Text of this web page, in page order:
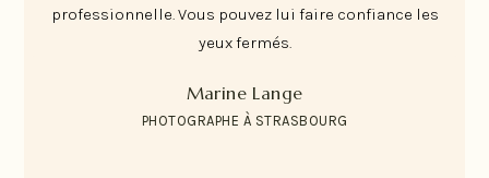
professionnelle. Vous pouvez lui faire confiance les
yeux fermés.
Marine Lange
PHOTOGRAPHE À STRASBOURG